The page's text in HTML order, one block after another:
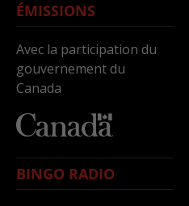
ÉMISSIONS
Avec la participation du
gouvernement du
Canada
BINGO RADIO